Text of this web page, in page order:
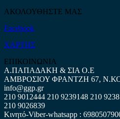
ΑΚΟΛΟΥΘΗΣΤΕ ΜΑΣ
Facebook
ΧΑΡΤΗΣ
ΕΠΙΚΟΙΝΩΝΙΑ
Α.ΠΑΠΑΔΑΚΗ & ΣΙΑ Ο.Ε
ΑΜΒΡΟΣΙΟΥ ΦΡΑΝΤΖΗ 67,
info@ggp.gr
210 9012444 210 9239148 210
210 9026839
Κινητό-Viber-whatsapp :